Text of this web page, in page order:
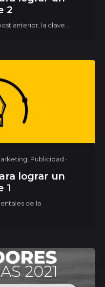
2
anterior, la clave...
Publicidad
lograr un
1
de la